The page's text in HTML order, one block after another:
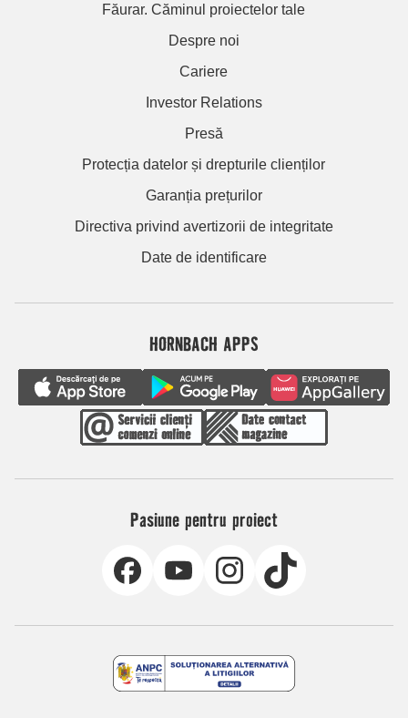
Făurar. Căminul proiectelor tale
Despre noi
Cariere
Investor Relations
Presă
Protecția datelor și drepturile clienților
Garanția prețurilor
Directiva privind avertizorii de integritate
Date de identificare
HORNBACH APPS
Pasiune pentru proiect